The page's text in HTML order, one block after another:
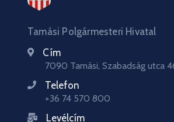
Tamási Polgármesteri Hivatal
Cím
7090 Tamási, Szabadság utca
Telefon
+36 74 570 800
Levélcím